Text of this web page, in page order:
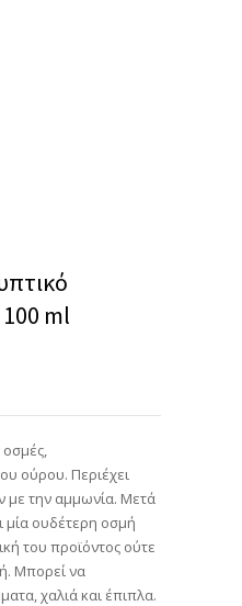
ml
οσμές,
ούρου. Περιέχει
με την αμμωνία. Μετά
ουδέτερη οσμή
του προϊόντος ούτε
Μπορεί να
χαλιά και έπιπλα.